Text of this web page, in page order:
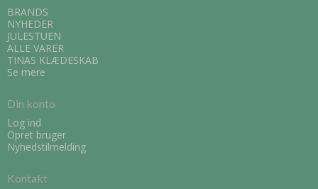
BRANDS
NYHEDER
JULESTUEN
ALLE VARER
TINAS KLÆDESKAB
Se mere
Din konto
Log ind
Opret bruger
Nyhedstilmelding
Kontakt